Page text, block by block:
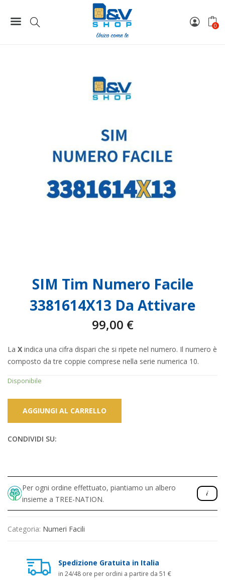
0
SIM Tim Numero Facile 3381614X13 Da Attivare
SIM Tim Numero Facile
3381614X13 Da Attivare
99,00 €
La X indica una cifra dispari che si ripete nel numero. Il numero è
composto da tre coppie comprese nella serie numerica 10.
Disponibile
AGGIUNGI AL CARRELLO
CONDIVIDI SU:
Per ogni ordine effettuato, piantiamo un albero
insieme a TREE-NATION.
Categoria: Numeri Facili
Spedizione Gratuita in Italia
in 24/48 ore per ordini a partire da 51 €